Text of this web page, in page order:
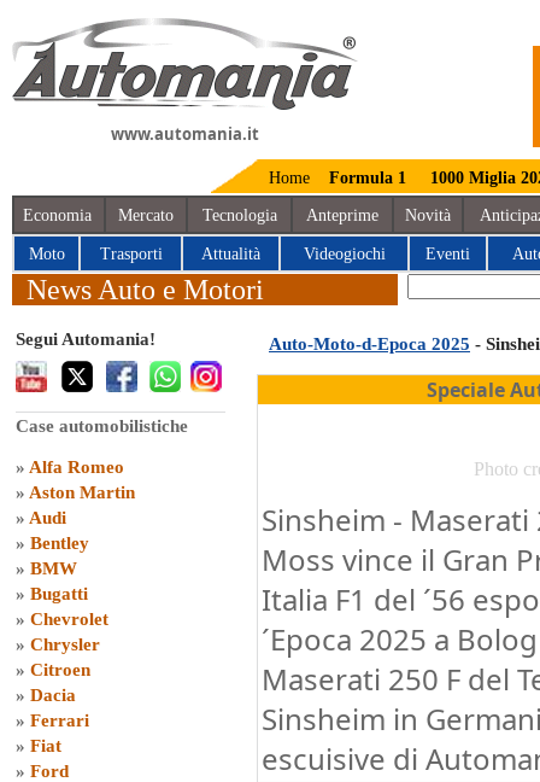
www.automania.it
Home Formula 1 1000 Miglia
Economia Mercato Tecnologia Anteprime Novità
Moto Trasporti Attualità Videogiochi Eventi
News Auto e Motori
Segui Automania!
Case automobilistiche
» Alfa Romeo
» Aston Martin
» Audi
» Bentley
» BMW
» Bugatti
» Chevrolet
» Chrysler
» Citroen
» Dacia
» Ferrari
» Fiat
» Ford
Auto-Moto-d-Epoca 2025 -
Speciale
Photo
Sinsheim -
Moss vince il Gran
Italia F1 del ´56
´Epoca 2025 a
Maserati 250 F del
Sinsheim in
escuisive di